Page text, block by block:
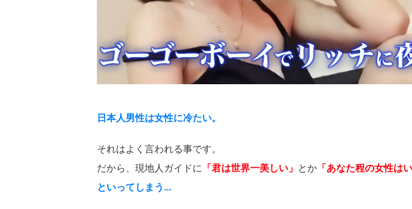
日本人男性は女性に冷たい。
それはよく言われる事です。
だから、現地人ガイドに 「君は世界一美しい」 とか 「あなた程の女性は
といってしまう…